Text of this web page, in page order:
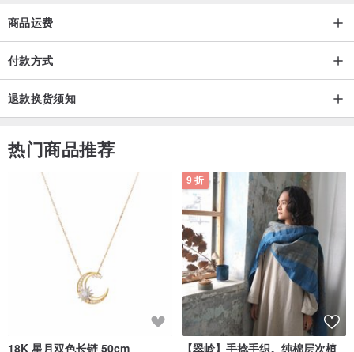
商品运费
付款方式
退款换货须知
热门商品推荐
18K 星月双色长链 50cm
9 折
【翠岭】手捻手织。纯棉层次植